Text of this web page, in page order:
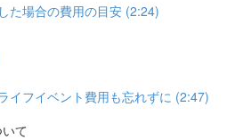
た場合の費用の目安 (2:24)
イフイベント費用も忘れずに (2:47)
て